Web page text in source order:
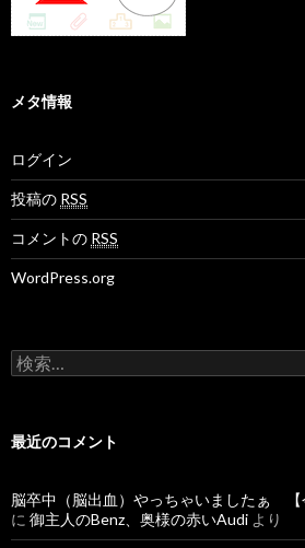
メタ情報
ログイン
投稿の RSS
コメントの RSS
WordPress.org
検
索
最近のコメント
脳卒中（脳出血）やっちゃいましたぁ 【
に 御主人のBenz、奥様の赤いAudi より